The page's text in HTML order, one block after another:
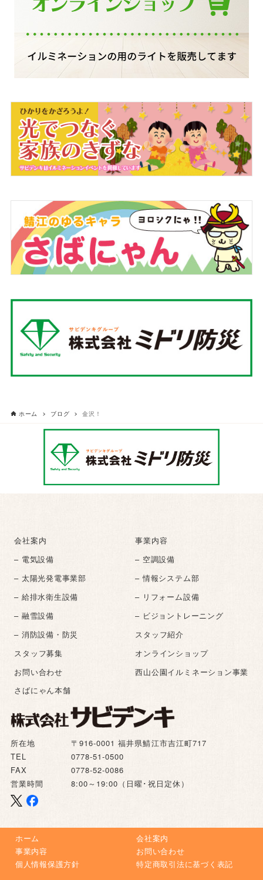
ホーム ブログ 金沢！
所在地
〒916-0001 福井県鯖江市吉江町717
TEL
0778-51-0500
FAX
0778-52-0086
営業時間
8:00～19:00（日曜･祝日定休）
会社案内
事業内容
– 電気設備
– 空調設備
– 太陽光発電事業部
– 情報システム部
– 給排水衛生設備
– リフォーム設備
– 融雪設備
– ビジョントレーニング
– 消防設備・防災
スタッフ紹介
スタッフ募集
オンラインショップ
お問い合わせ
西山公園イルミネーション事業
さばにゃん本舗
ホーム
会社案内
事業内容
お問い合わせ
個人情報保護方針
特定商取引法に基づく表記